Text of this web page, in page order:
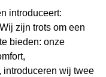
introduceert:
zijn trots om een
bieden: onze
wij twee